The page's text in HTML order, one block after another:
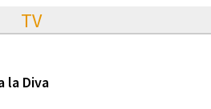
TV
la Diva